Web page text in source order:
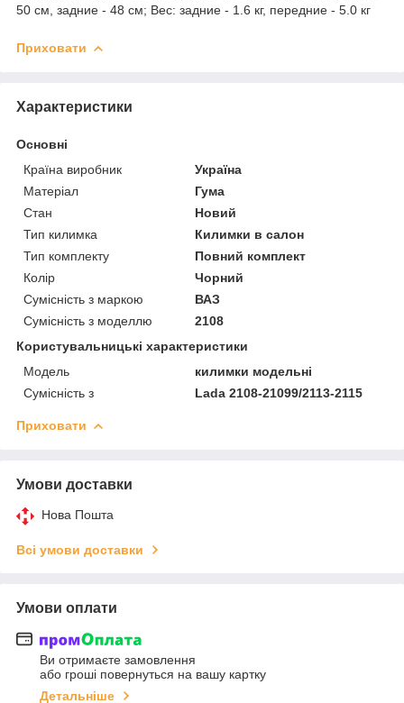
50 см, задние - 48 см; Вес: задние - 1.6 кг, передние - 5.0 кг
Приховати
Характеристики
Основні
Країна виробник
Україна
Матеріал
Гума
Стан
Новий
Тип килимка
Килимки в салон
Тип комплекту
Повний комплект
Колір
Чорний
Сумісність з маркою
ВАЗ
Сумісність з моделлю
2108
Користувальницькі характеристики
Мoдель
килимки модельні
Сумісність з
Lada 2108-21099/2113-2115
Приховати
Умови доставки
Нова Пошта
Всі умови доставки
Умови оплати
Ви отримаєте замовлення
або гроші повернуться на вашу картку
Детальніше